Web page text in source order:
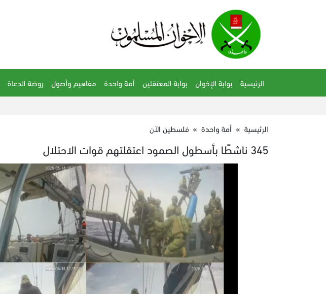
الرئيسية بوابة الإخوان بوابة المعتقلين أمة واحدة مفاهيم وأصول روضة الدعاة
الرئيسية » أمة واحدة » فلسطين الآن
345 ناشطًا بأسطول الصمود اعتقلتهم قوات الاحتلال